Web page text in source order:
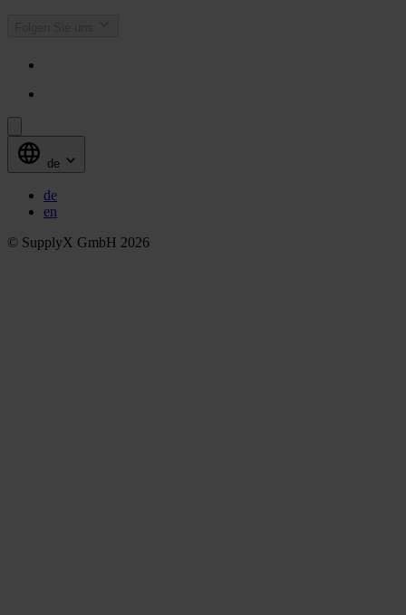
de
de
en
© SupplyX GmbH 2026